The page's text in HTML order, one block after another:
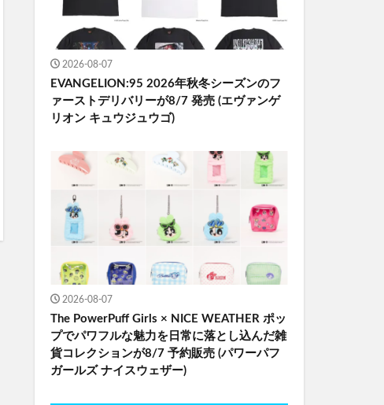
2026-08-07
EVANGELION:95 2026年秋冬シーズンのフ
ァーストデリバリーが8/7 発売 (エヴァンゲ
リオン キュウジュウゴ)
2026-08-07
The PowerPuff Girls × NICE WEATHER ポッ
プでパワフルな魅力を日常に落とし込んだ雑
貨コレクションが8/7 予約販売 (パワーパフ
ガールズ ナイスウェザー)